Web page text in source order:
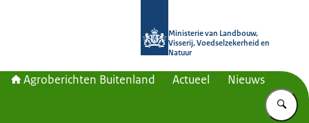
Ministerie van Landbouw,
Visserij, Voedselzekerheid en
Natuur
Agroberichten Buitenland Actueel Nieuws